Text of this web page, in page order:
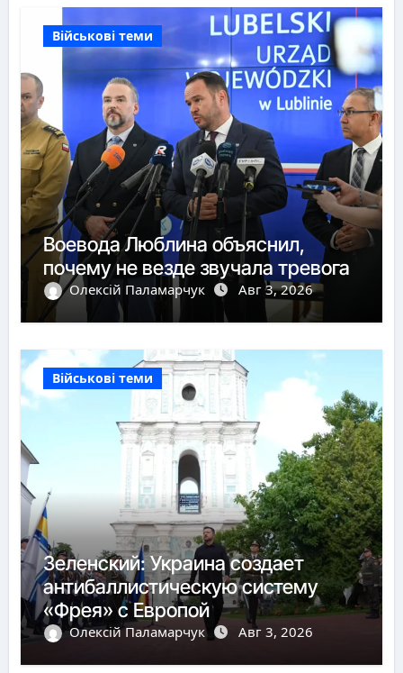
Військові теми
Воевода Люблина объяснил,
почему не везде звучала тревога
Олексій Паламарчук Авг 3, 2026
Військові теми
Зеленский: Украина создает
антибаллистическую систему
«Фрея» с Европой
Олексій Паламарчук Авг 3, 2026